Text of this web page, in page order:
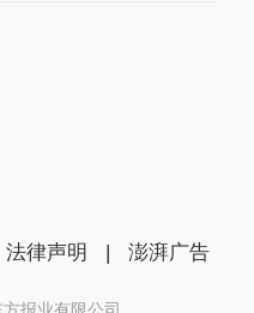
法律声明 | 澎湃广告
方报业有限公司